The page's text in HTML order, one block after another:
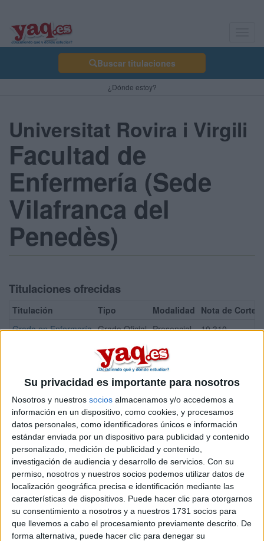
Su privacidad es importante para nosotros
Nosotros y nuestros socios almacenamos y/o accedemos a
información en un dispositivo, como cookies, y procesamos
datos personales, como identificadores únicos e información
estándar enviada por un dispositivo para publicidad y contenido
personalizado, medición de publicidad y contenido,
investigación de audiencia y desarrollo de servicios. Con su
permiso, nosotros y nuestros socios podemos utilizar datos de
localización geográfica precisa e identificación mediante las
características de dispositivos. Puede hacer clic para otorgarnos
su consentimiento a nosotros y a nuestros 1731 socios para
que llevemos a cabo el procesamiento previamente descrito. De
forma alternativa, puede hacer clic para denegar su
Buscar titulaciones
¿Dónde estoy?
Universitat Rovira i Virgili
Facultad de
Enfermería (Sede
Vilafranca del
Penedès)
Titulaciones ofrecidas
Titulación Tipo Modalidad Nota de Corte
Grado en Enfermería Grado Oficial Presencial 10,310
¡Síguenos en Facebook!